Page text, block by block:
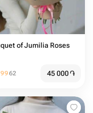
of Jumilia Roses️
62 45 000֏